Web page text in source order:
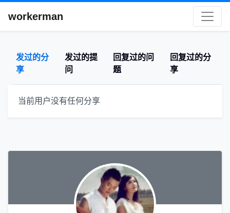
workerman
发过的分
享
发过的提
问
回复过的问
题
回复过的分
享
当前用户没有任何分享